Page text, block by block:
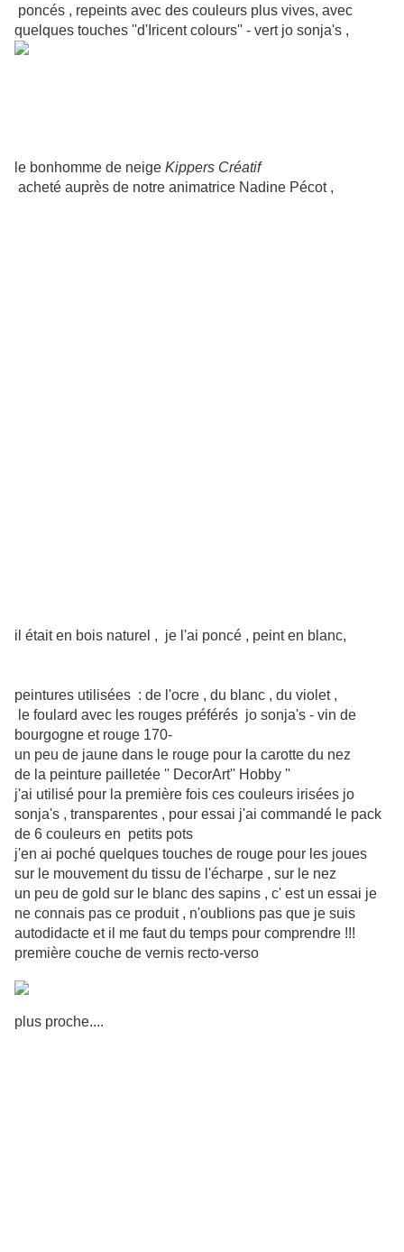
poncés , repeints avec des couleurs plus vives, avec
quelques touches ''d'Iricent colours'' - vert jo sonja's ,
le bonhomme de neige Kippers Créatif
acheté auprès de notre animatrice Nadine Pécot ,
il était en bois naturel , je l'ai poncé , peint en blanc,
peintures utilisées : de l'ocre , du blanc , du violet ,
le foulard avec les rouges préférés jo sonja's - vin de
bourgogne et rouge 170-
un peu de jaune dans le rouge pour la carotte du nez
de la peinture pailletée '' DecorArt'' Hobby ''
j'ai utilisé pour la première fois ces couleurs irisées jo
sonja's , transparentes , pour essai j'ai commandé le pack
de 6 couleurs en petits pots
j'en ai poché quelques touches de rouge pour les joues
sur le mouvement du tissu de l'écharpe , sur le nez
un peu de gold sur le blanc des sapins , c' est un essai je
ne connais pas ce produit , n'oublions pas que je suis
autodidacte et il me faut du temps pour comprendre !!!
première couche de vernis recto-verso
plus proche....